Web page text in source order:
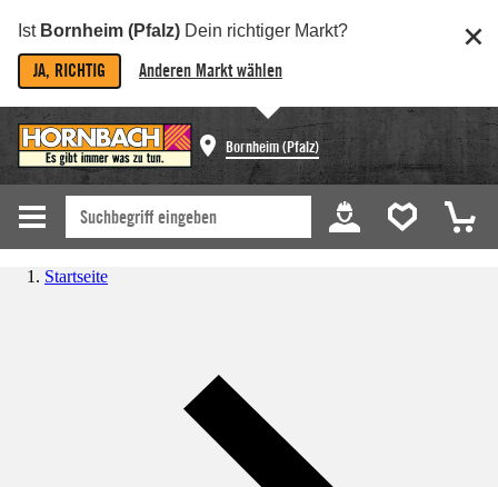
Ist Bornheim (Pfalz) Dein richtiger Markt?
JA, RICHTIG Anderen Markt wählen
Bornheim (Pfalz)
Startseite